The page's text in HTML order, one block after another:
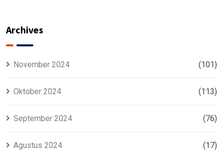
Archives
November 2024 (101)
Oktober 2024 (113)
September 2024 (76)
Agustus 2024 (17)